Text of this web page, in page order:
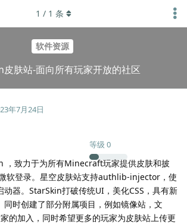
软件资源
皮肤站-面向所有玩家开放的社区
1 / 1 条
等级 0
年7月24日
，致力于为所有Minecraft玩家提供皮肤和披
软登录。星空皮肤站支持authlib-injector，使
动器。StarSkin打破传统UI，美化CSS，具有新
同时创建了部分附属项目，例如镜像站，文
的加入，同时希望更多的玩家为皮肤站上传更